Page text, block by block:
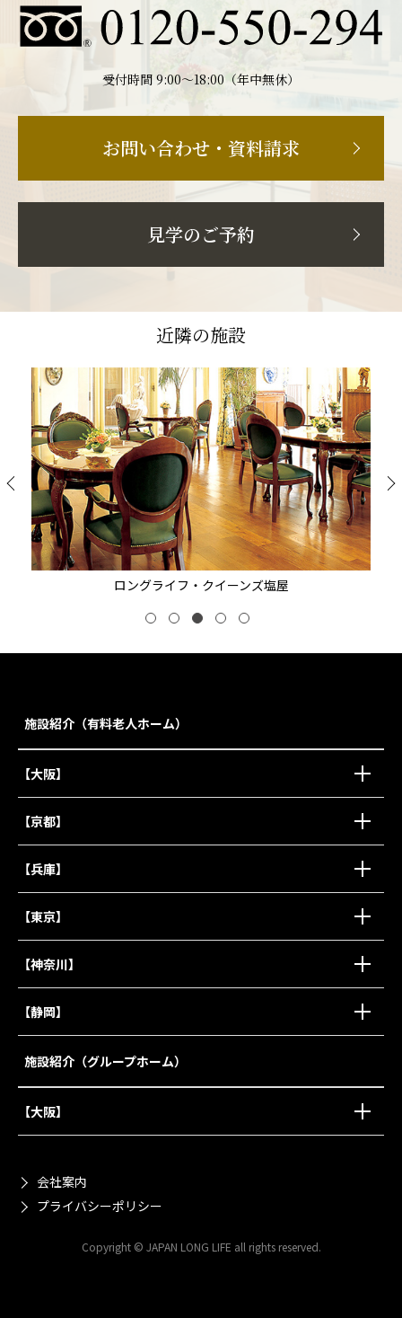
受付時間 9:00〜18:00（年中無休）
お問い合わせ・資料請求
見学のご予約
近隣の施設
ロングライフ・クイーンズ塩屋
施設紹介（有料老人ホーム）
【大阪】
【京都】
【兵庫】
【東京】
【神奈川】
【静岡】
施設紹介（グループホーム）
【大阪】
会社案内
プライバシーポリシー
Copyright © JAPAN LONG LIFE all rights reserved.